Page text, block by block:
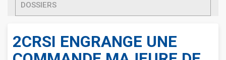
DOSSIERS
2CRSI ENGRANGE UNE